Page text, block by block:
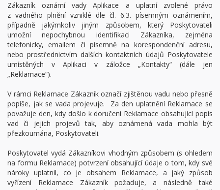
Zákazník oznámí vady Aplikace a uplatní zvolené právo
z vadného plnění vzniklé dle čl. 6.3. písemným oznámením,
případně jakýmkoliv jiným způsobem, který Poskytovateli
umožní nepochybnou identifikaci Zákazníka, zejména
telefonicky, emailem či písemně na korespondenční adresu,
nebo prostřednictvím dalších kontaktních údajů Poskytovatele
umístěných v Aplikaci v záložce „Kontakty“ (dále jen
„Reklamace“).
V rámci Reklamace Zákazník označí zjištěnou vadu nebo přesně
popíše, jak se vada projevuje. Za den uplatnění Reklamace se
považuje den, kdy došlo k doručení Reklamace obsahující popis
vad či jejich projevů tak, aby oznámená vada mohla být
přezkoumána, Poskytovateli.
Poskytovatel vydá Zákazníkovi vhodným způsobem (s ohledem
na formu Reklamace) potvrzení obsahující údaje o tom, kdy své
nároky uplatnil, co je obsahem Reklamace, a jaký způsob
vyřízení Reklamace Zákazník požaduje, a následně také